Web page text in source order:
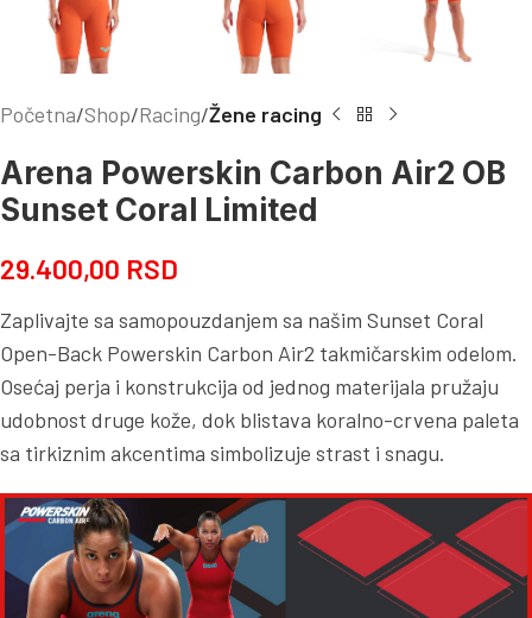
Početna Shop Racing Žene racing
Arena Powerskin Carbon Air2 OB
Sunset Coral Limited
29.400,00 RSD
Zaplivajte sa samopouzdanjem sa našim Sunset Coral
Open-Back Powerskin Carbon Air2 takmičarskim odelom.
Osećaj perja i konstrukcija od jednog materijala pružaju
udobnost druge kože, dok blistava koralno-crvena paleta
sa tirkiznim akcentima simbolizuje strast i snagu.